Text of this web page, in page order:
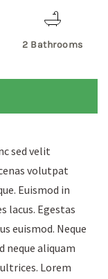
2 Bathrooms
sed velit
volutpat
Euismod in
lacus. Egestas
euismod. Neque
neque aliquam
Lorem